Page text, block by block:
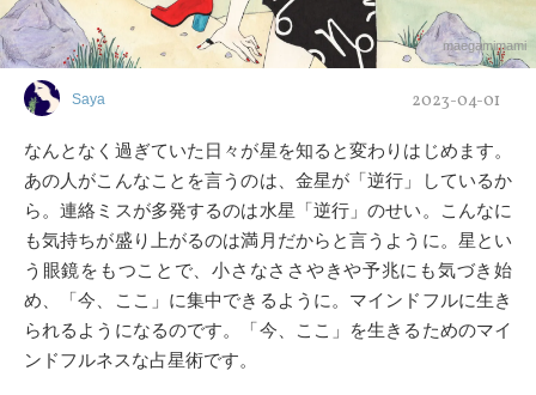
maegamimami
Saya 2023-04-01
なんとなく過ぎていた日々が星を知ると変わりはじめます。
あの人がこんなことを言うのは、金星が「逆行」しているか
ら。連絡ミスが多発するのは水星「逆行」のせい。こんなに
も気持ちが盛り上がるのは満月だからと言うように。星とい
う眼鏡をもつことで、小さなささやきや予兆にも気づき始
め、「今、ここ」に集中できるように。マインドフルに生き
られるようになるのです。「今、ここ」を生きるためのマイ
ンドフルネスな占星術です。